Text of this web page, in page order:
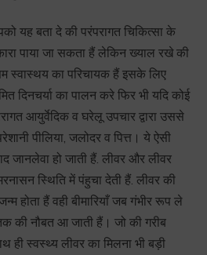
यह बता दे की परंपरागत चिकित्सा के
पाया जा सकता हैं लेकिन ख्याल रखे की
स्वास्थय का परिचायक हैं इसके लिए
दिनचर्या का पालन करे फिर भी यदि कोई
आयुर्वेदिक व घरेलू उपचार द्वारा उससे
पीलिया, जलोदर व पित्त। ये ऐसी
जानलेवा हो जाती हैं. लीवर और लीवर
स्थिति में पंहुचा देती हैं. लीवर की
होता हैं वही बीमारियाँ जब गंभीर रूप ले
की नौबत आ जाती हैं। जो की गरीब
ही स्वस्थ्य लीवर का मिलना भी बड़ी